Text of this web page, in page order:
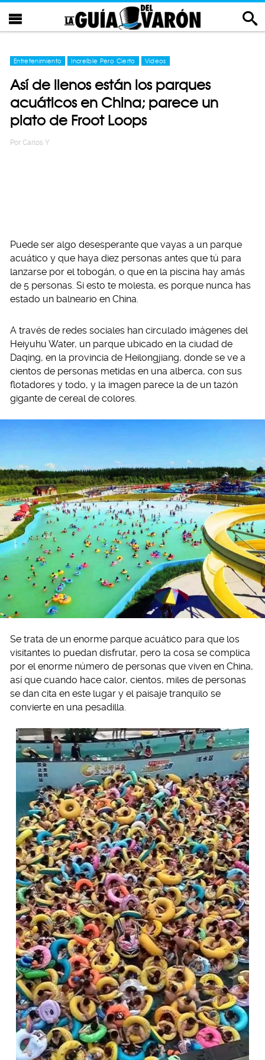
Entretenimiento Increíble Pero Cierto Videos
Así de llenos están los parques
acuáticos en China; parece un
plato de Froot Loops
Por Carlos Y
Puede ser algo desesperante que vayas a un parque
acuático y que haya diez personas antes que tú para
lanzarse por el tobogán, o que en la piscina hay amás
de 5 personas. Si esto te molesta, es porque nunca has
estado un balneario en China.
A través de redes sociales han circulado imágenes del
Heiyuhu Water, un parque ubicado en la ciudad de
Daqing, en la provincia de Heilongjiang, donde se ve a
cientos de personas metidas en una alberca, con sus
flotadores y todo, y la imagen parece la de un tazón
gigante de cereal de colores.
Se trata de un enorme parque acuático para que los
visitantes lo puedan disfrutar, pero la cosa se complica
por el enorme número de personas que viven en China,
así que cuando hace calor, cientos, miles de personas
se dan cita en este lugar y el paisaje tranquilo se
convierte en una pesadilla.